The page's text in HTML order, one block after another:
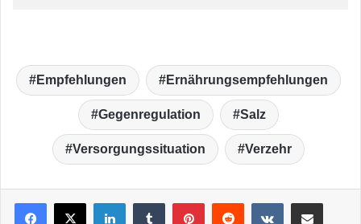
Empfehlungen Ernährungsempfehlungen
Gegenregulation Salz
Versorgungssituation Verzehr
LinkedIn VKontakte